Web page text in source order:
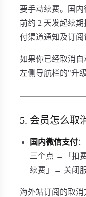
要手动续费。国内
前约 2 天发起续
付渠道通知及订阅
如果你已经取消
左侧导航栏的"升
5. 会员怎么取
国内微信支付
三个点 →「扣
续费」→ 关闭
海外站订阅的取消